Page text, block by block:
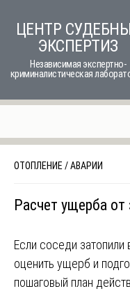
ЦЕНТР
ЭКСПЕРТИЗ
Независимая экспертно-
криминалистическая
ОТОПЛЕНИЕ/АВАРИИ
Расчет ущерба
Если соседи затопили
оценить ущерб и
пошаговый план